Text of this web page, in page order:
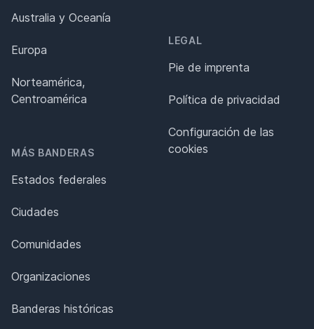
Australia y Oceanía
Europa
Norteamérica,
Centroamérica
MÁS BANDERAS
Estados federales
Ciudades
Comunidades
Organizaciones
Banderas históricas
LEGAL
Pie de imprenta
Política de privacidad
Configuración de las
cookies